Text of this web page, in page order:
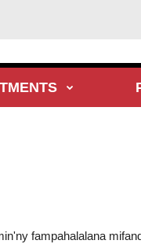
fampahalalana